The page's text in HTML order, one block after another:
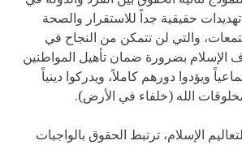
حقيقية جداً للاستقرار والصحة
والتي لن تتمكن من النجاح في
الإسلام بضرورة ضمان تأهيل المواطنين
ويؤدوا دورهم كاملاً، ويدركوا دينياً
الله (خلفاء في الأرض).
الإسلام، ترتبط الحقوق بالواجبات